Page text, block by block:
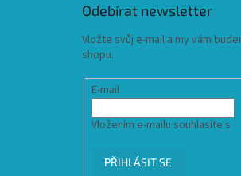
Odebírat newsletter
Vložte svůj e-mail a my vám
shopu.
E-mail
Vložením e-mailu souhlasíte s
PŘIHLÁSIT SE